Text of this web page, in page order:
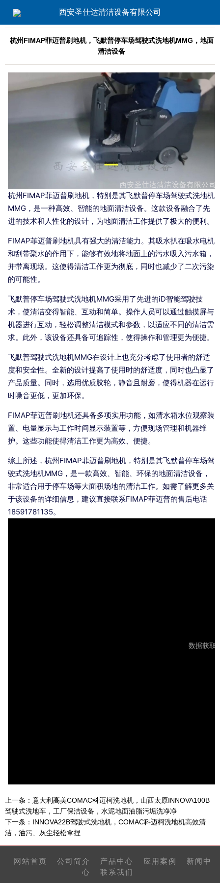
西安圣仕达清洁设备有限公司
杭州FIMAP菲迈普刷地机，飞默普停车场驾驶式洗地机MMG，地面
清洁设备
杭州FIMAP菲迈普刷地机，特别是其飞默普停车场驾驶式洗地机
MMG，是一种高效、智能的地面清洁设备。这款设备融合了先
进的技术和人性化的设计，为地面清洁工作提供了极大的便利。
FIMAP菲迈普刷地机具有强大的清洁能力。其吸水扒在吸水电机
和刮带聚水的作用下，能够有效地将地面上的污水吸入污水箱，
并带离现场。这使得清洁工作更为彻底，同时也减少了二次污染
的可能性。
飞默普停车场驾驶式洗地机MMG采用了先进的iD智能驾驶技
术，使清洁变得智能、互动和简单。操作人员可以通过触摸屏与
机器进行互动，轻松调整清洁模式和参数，以适应不同的清洁需
求。此外，该设备还具备可追踪性，使得操作和管理更为便捷。
飞默普驾驶式洗地机MMG在设计上也充分考虑了使用者的舒适
度和安全性。全新的设计提高了使用时的舒适度，同时也凸显了
产品质量。同时，选用优质胶轮，静音且耐磨，使得机器在运行
时噪音更低，更加环保。
FIMAP菲迈普刷地机还具备多项实用功能，如清水箱水位观察装
置、电量显示与工作时间显示装置等，方便现场管理和机器维
护。这些功能使得清洁工作更为高效、便捷。
综上所述，杭州FIMAP菲迈普刷地机，特别是其飞默普停车场驾
驶式洗地机MMG，是一款高效、智能、环保的地面清洁设备，
非常适合用于停车场等大面积场地的清洁工作。如需了解更多关
于该设备的详细信息，建议直接联系FIMAP菲迈普的售后电话
18591781135。
上一条： 意大利高美COMAC科迈柯洗地机，山西太原INNOVA100B
驾驶式洗地车，工厂保洁设备，水泥地面油脂污垢洗净净
下一条： INNOVA22B驾驶式洗地机，COMAC科迈柯洗地机高效清
洁，油污、灰尘轻松拿捏
网站首页 公司简介 产品中心 应用案例
新闻中
心
联系我们